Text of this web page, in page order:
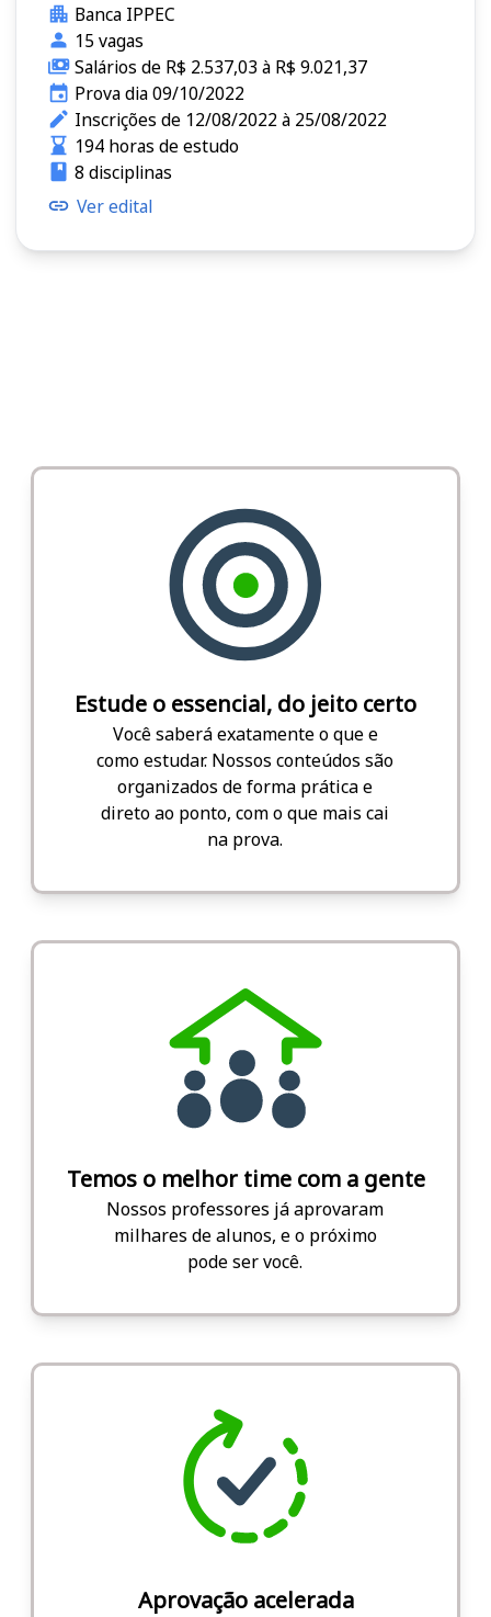
Banca IPPEC
15 vagas
Salários de R$ 2.537,03 à R$ 9.021,37
Prova dia 09/10/2022
Inscrições de 12/08/2022 à 25/08/2022
194 horas de estudo
8 disciplinas
Ver edital
Estude o essencial, do jeito certo
Você saberá exatamente o que e
como estudar. Nossos conteúdos são
organizados de forma prática e
direto ao ponto, com o que mais cai
na prova.
Temos o melhor time com a gente
Nossos professores já aprovaram
milhares de alunos, e o próximo
pode ser você.
Aprovação acelerada